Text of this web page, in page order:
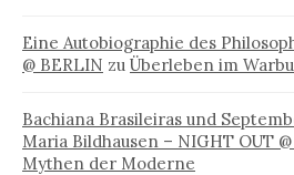
Eine Autobiographie des
@ BERLIN zu Überleben im
Bachiana Brasileiras und
Maria Bildhausen – NIGHT OUT
Mythen der Moderne